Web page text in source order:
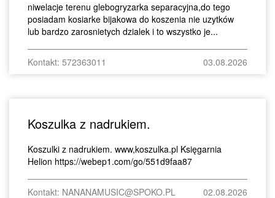
niwelacje terenu glebogryzarka separacyjna,do tego
posiadam kosiarke bijakowa do koszenia nie uzytków
lub bardzo zarosnietych dzialek i to wszystko je...
Kontakt: 572363011 03.08.2026
Koszulka z nadrukiem.
Koszulki z nadrukiem. www,koszulka.pl Księgarnia
Helion https://webep1.com/go/551d9faa87
Kontakt: NANANAMUSIC@SPOKO.PL 02.08.2026